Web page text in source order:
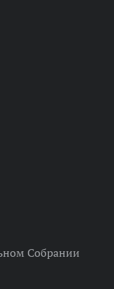
Собрании